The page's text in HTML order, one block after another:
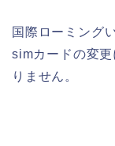
国際ローミング
simカードの変
りません。